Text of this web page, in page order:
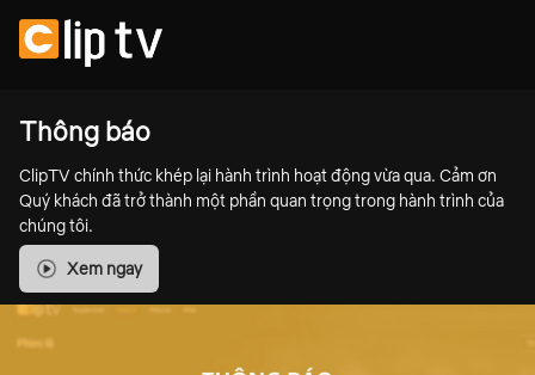
Thông báo
ClipTV chính thức khép lại hành trình hoạt động vừa qua. Cảm ơn
Quý khách đã trở thành một phần quan trọng trong hành trình của
chúng tôi.
Xem ngay